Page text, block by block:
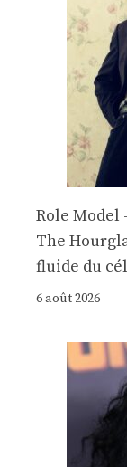
Role Model
The
fluide du
6 août 2026